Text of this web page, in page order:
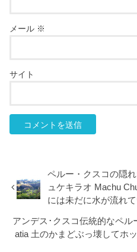
メール ※
サイト
ペルー・クスコの隠
ュケキラオ Machu
には未だに水が流れて
アンデス･クスコ伝統的なペル
atia 土のかまどぶっ壊してホ